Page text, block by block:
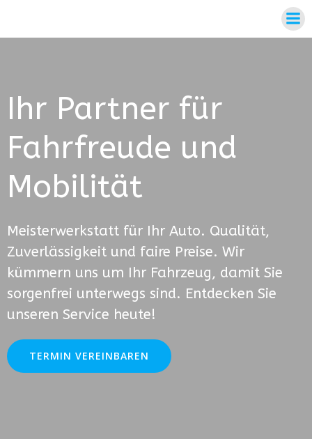
springen
Ihr Partner für
Fahrfreude und
Mobilität
Meisterwerkstatt für Ihr Auto. Qualität,
Zuverlässigkeit und faire Preise. Wir
kümmern uns um Ihr Fahrzeug, damit Sie
sorgenfrei unterwegs sind. Entdecken Sie
unseren Service heute!
TERMIN VEREINBAREN